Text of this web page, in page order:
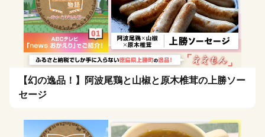
【幻の逸品！】阿波尾鶏と山椒と原木椎茸の上勝ソー
セージ